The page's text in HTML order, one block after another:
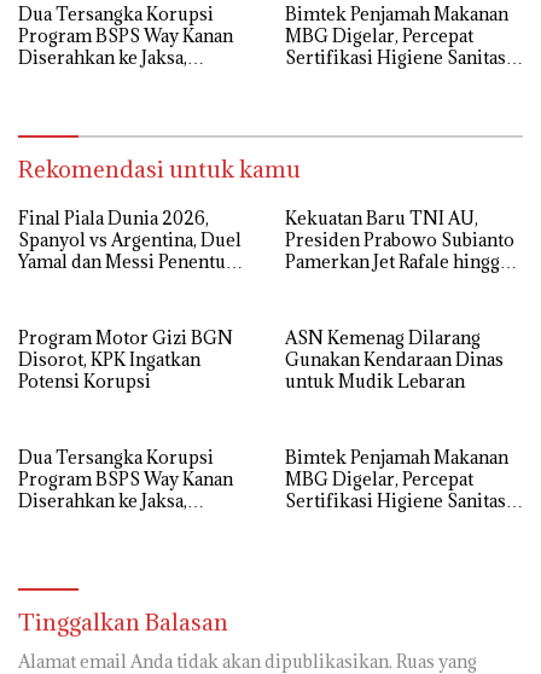
Dua Tersangka Korupsi
Program BSPS Way Kanan
Diserahkan ke Jaksa,
Bimtek Penjamah Makanan
MBG Digelar, Percepat
Sertifikasi Higiene Sanitasi
Rekomendasi untuk kamu
Final Piala Dunia 2026,
Spanyol vs Argentina, Duel
Yamal dan Messi Penentu
Kekuatan Baru TNI AU,
Presiden Prabowo Subianto
Pamerkan Jet Rafale hingga
Program Motor Gizi BGN
Disorot, KPK Ingatkan
Potensi Korupsi
ASN Kemenag Dilarang
Gunakan Kendaraan Dinas
untuk Mudik Lebaran
Dua Tersangka Korupsi
Program BSPS Way Kanan
Diserahkan ke Jaksa,
Bimtek Penjamah Makanan
MBG Digelar, Percepat
Sertifikasi Higiene Sanitasi
Tinggalkan Balasan
Alamat email Anda tidak akan dipublikasikan. Ruas yang